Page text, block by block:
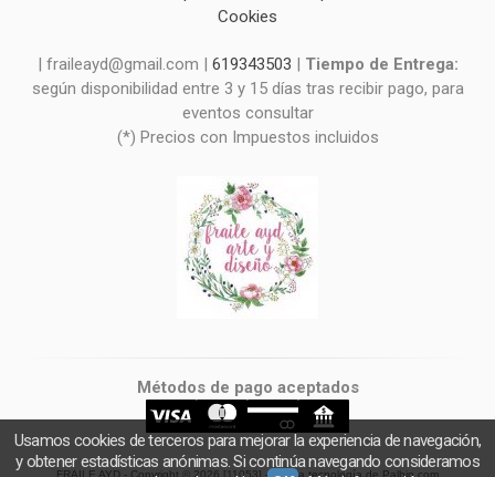
Cookies
| fraileayd@gmail.com | 619343503 | Tiempo de Entrega:
según disponibilidad entre 3 y 15 días tras recibir pago, para
eventos consultar
(*) Precios con Impuestos incluidos
Métodos de pago aceptados
FRAILE AYD - Copyright © 2026 [11053] - Con la tecnología de Palbin.com
Usamos cookies de terceros para mejorar la experiencia de navegación,
y obtener estadísticas anónimas. Si continúa navegando consideramos